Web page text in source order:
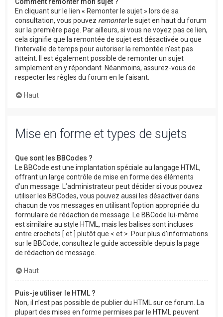
En cliquant sur le lien « Remonter le sujet » lors de sa
consultation, vous pouvez remonterle sujet en haut du forum
sur la première page. Par ailleurs, si vous ne voyez pas ce lien,
cela signifie que la remontée de sujet est désactivée ou que
l’intervalle de temps pour autoriser la remontée n’est pas
atteint. Il est également possible de remonter un sujet
simplement en y répondant. Néanmoins, assurez-vous de
respecter les règles du forum en le faisant.
Haut
Mise en forme et types de sujets
Que sont les BBCodes ?
Le BBCode est une implantation spéciale au langage HTML,
offrant un large contrôle de mise en forme des éléments
d’un message. L’administrateur peut décider si vous pouvez
utiliser les BBCodes, vous pouvez aussi les désactiver dans
chacun de vos messages en utilisant l’option appropriée du
formulaire de rédaction de message. Le BBCode lui-même
est similaire au style HTML, mais les balises sont incluses
entre crochets [ et ] plutôt que < et >. Pour plus d’informations
sur le BBCode, consultez le guide accessible depuis la page
de rédaction de message.
Haut
Puis-je utiliser le HTML ?
Non, il n’est pas possible de publier du HTML sur ce forum. La
plupart des mises en forme permises par le HTML peuvent